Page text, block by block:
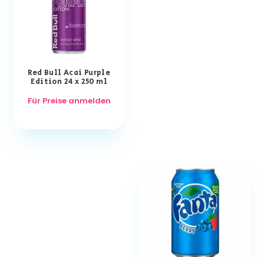
Red Bull Acai Purple
Edition 24 x 250 ml
Für Preise anmelden